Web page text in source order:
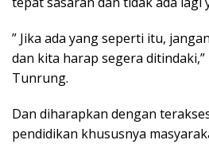
” Jika ada yang seperti itu,
dan kita harap segera
Tunrung.
Dan diharapkan dengan
pendidikan khususnya